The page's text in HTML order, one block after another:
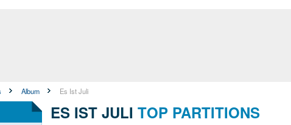
Album Es Ist Juli
ES IST JULI TOP PARTITIONS